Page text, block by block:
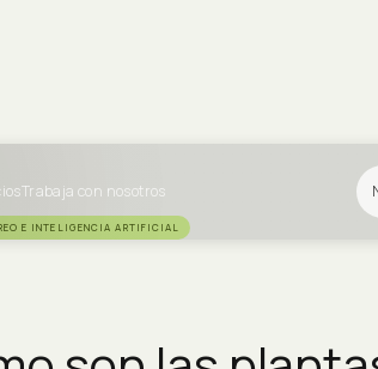
Trabaja con nosotros
E INTELIGENCIA ARTIFICIAL